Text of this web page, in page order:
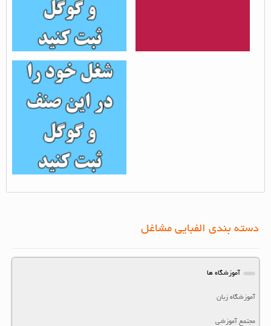
ثبت شغل آموزشگاه آزاد
بازدید از مطلب : 1631
دسته بندی الفبایی مشاغل
آموزشگاه ها
آموزشگاه زبان
مجتمع آموزشی